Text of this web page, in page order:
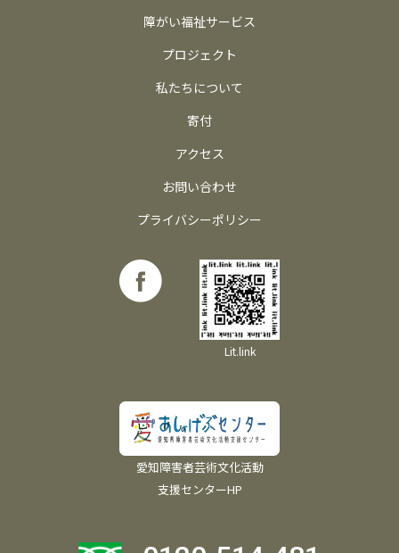
障がい福祉サービス
プロジェクト
私たちについて
寄付
アクセス
お問い合わせ
プライバシーポリシー
Lit.link
愛知障害者芸術文化活動
支援センターHP